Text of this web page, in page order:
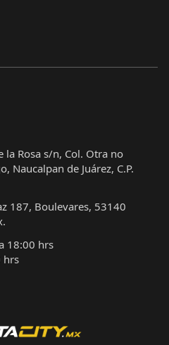
la Rosa s/n, Col. Otra no
Naucalpan de Juárez, C.P.
187, Boulevares, 53140
18:00 hrs
hrs